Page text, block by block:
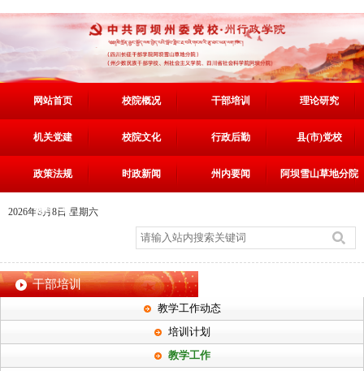
网站首页 校院概况 干部培训 理论研究
机关党建 校院文化 行政后勤 县(市)党校
政策法规 时政新闻 州内要闻 阿坝雪山草地分院
资料下载
2026年8月8日 星期六
干部培训
教学工作动态
培训计划
教学工作